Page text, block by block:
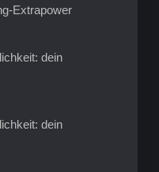
Extrapower
dein
dein